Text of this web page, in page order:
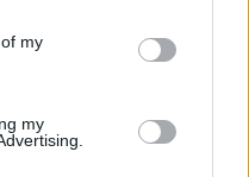
in below Google
my
my